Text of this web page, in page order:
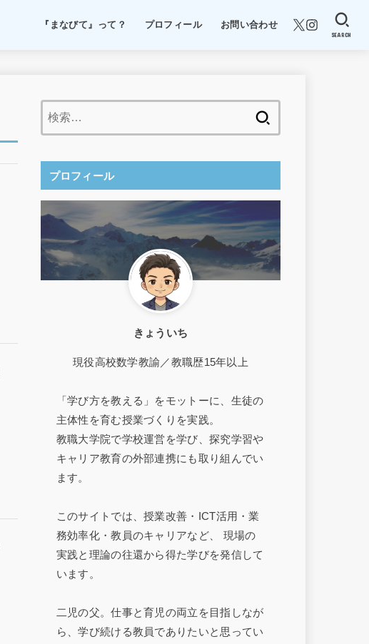
『まなびて』って？ プロフィール お問い合わせ
SEARCH
プロフィール
きょういち
現役高校数学教諭／教職歴15年以上
「学び方を教える」をモットーに、生徒の
主体性を育む授業づくりを実践。
教職大学院で学校運営を学び、探究学習や
キャリア教育の外部連携にも取り組んでい
ます。
このサイトでは、授業改善・ICT活用・業
務効率化・教員のキャリアなど、 現場の
実践と理論の往還から得た学びを発信して
います。
二児の父。仕事と育児の両立を目指しなが
ら、学び続ける教員でありたいと思ってい